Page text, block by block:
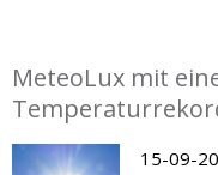
MeteoLux mit
15-09-